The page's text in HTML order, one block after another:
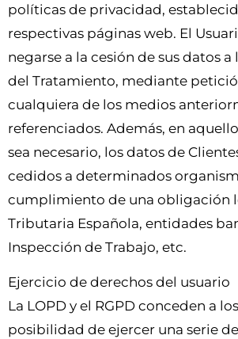
políticas de privacidad,
respectivas páginas web. El
negarse a la cesión de sus datos
del Tratamiento, mediante
cualquiera de los medios
referenciados. Además, en
sea necesario, los datos de
cedidos a determinados
cumplimiento de una obligación
Tributaria Española, entidades
Inspección de Trabajo, etc.
Ejercicio de derechos del usuario
La LOPD y el RGPD conceden a
posibilidad de ejercer una serie